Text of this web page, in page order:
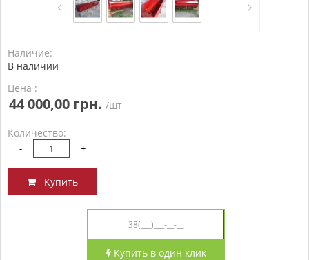
Наличие:
В наличии
Цена :
44 000,00 грн. /шт
Количество:
- +
Купить
Купить в один клик